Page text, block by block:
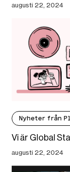
augusti 22, 2024
Nyheter från
Vi är Global
augusti 22, 2024